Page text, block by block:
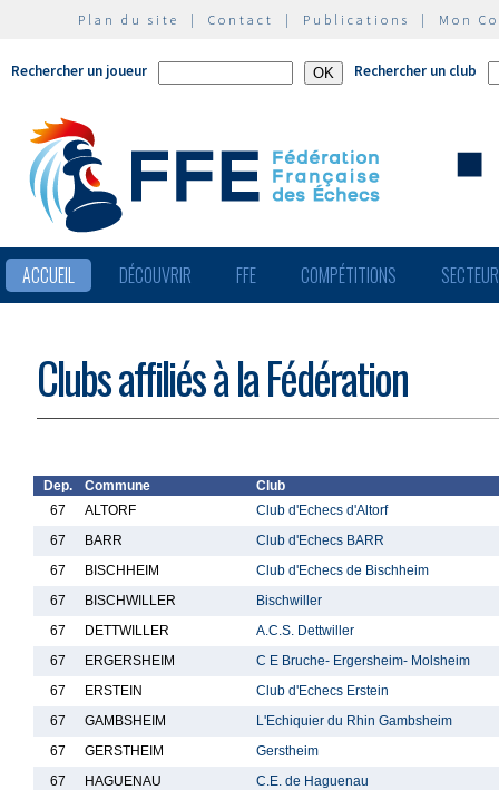
Plan du site | Contact | Publications | Mon
Rechercher un joueur Rechercher un club
ACCUEIL DÉCOUVRIR FFE COMPÉTITIONS
Clubs affiliés à la Fédération
Dep. Commune
Club
67
ALTORF
Club d'Echecs d'Altorf
67
BARR
Club d'Echecs BARR
67
BISCHHEIM
Club d'Echecs de Bischheim
67
BISCHWILLER
Bischwiller
67
DETTWILLER
A.C.S. Dettwiller
67
ERGERSHEIM
C E Bruche- Ergersheim- Molsheim
67
ERSTEIN
Club d'Echecs Erstein
67
GAMBSHEIM
L'Echiquier du Rhin Gambsheim
67
GERSTHEIM
Gerstheim
67
HAGUENAU
C.E. de Haguenau